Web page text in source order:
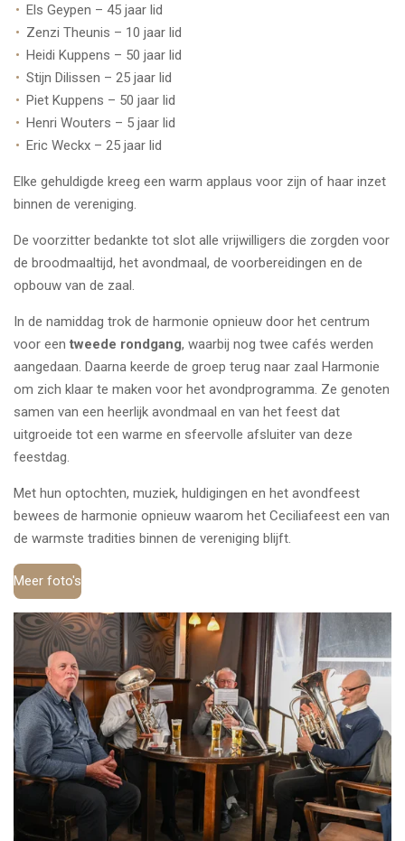
Els Geypen – 45 jaar lid
Zenzi Theunis – 10 jaar lid
Heidi Kuppens – 50 jaar lid
Stijn Dilissen – 25 jaar lid
Piet Kuppens – 50 jaar lid
Henri Wouters – 5 jaar lid
Eric Weckx – 25 jaar lid
Elke gehuldigde kreeg een warm applaus voor zijn of haar inzet
binnen de vereniging.
De voorzitter bedankte tot slot alle vrijwilligers die zorgden voor
de broodmaaltijd, het avondmaal, de voorbereidingen en de
opbouw van de zaal.
In de namiddag trok de harmonie opnieuw door het centrum
voor een tweede rondgang, waarbij nog twee cafés werden
aangedaan. Daarna keerde de groep terug naar zaal Harmonie
om zich klaar te maken voor het avondprogramma. Ze genoten
samen van een heerlijk avondmaal en van het feest dat
uitgroeide tot een warme en sfeervolle afsluiter van deze
feestdag.
Met hun optochten, muziek, huldigingen en het avondfeest
bewees de harmonie opnieuw waarom het Ceciliafeest een van
de warmste tradities binnen de vereniging blijft.
Meer foto's